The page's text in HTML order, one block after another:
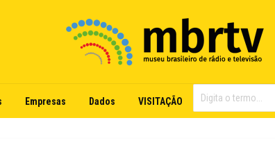
Empresas Dados VISITAÇÃO